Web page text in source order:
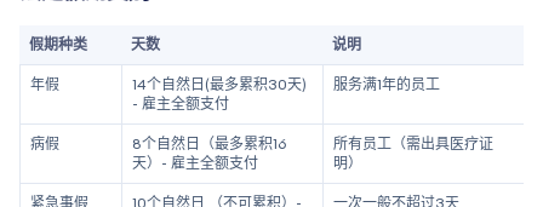
假期种类 天数 说明
年假
14个自然日(最多累积30天)
- 雇主全额支付
服务满1年的员工
病假
8个自然日（最多累积16
天）- 雇主全额支付
所有员工（需出具医疗证
明）
紧急事假
10个自然日 （不可累积）-
一次一般不超过3天